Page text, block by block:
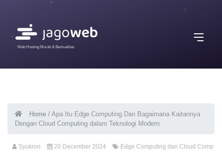
Web Hosting Murah & Berkualitas
Home / Apa Itu Edge Computing Dan Bagaimana Kaitannya
Dengan Cloud Computing dalam Teknologi Modern
Syukron 20 December 2024 Edge Computing dan Cloud Comp